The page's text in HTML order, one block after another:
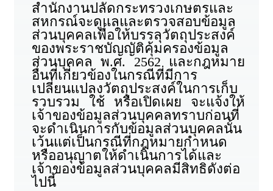
สำนักงานปลัดกระทรวงเกษตรและ
สหกรณ์จะดูแลและตรวจสอบข้อมูล
ส่วนบุคคลเพื่อให้บรรลุวัตถุประสงค์
ของพระราชบัญญัติคุ้มครองข้อมูล
ส่วนบุคคล พ.ศ. 2562 และกฎหมาย
อื่นที่เกี่ยวข้องในกรณีที่มีการ
เปลี่ยนแปลงวัตถุประสงค์ในการเก็บ
รวบรวม ใช้ หรือเปิดเผย จะแจ้งให้
เจ้าของข้อมูลส่วนบุคคลทราบก่อนที่
จะดำเนินการกับข้อมูลส่วนบุคคลนั้น
เว้นแต่เป็นกรณีที่กฎหมายกำหนด
หรืออนุญาตให้ดำเนินการได้และ
เจ้าของข้อมูลส่วนบุคคลมีสิทธิดังต่อ
ไปนี้